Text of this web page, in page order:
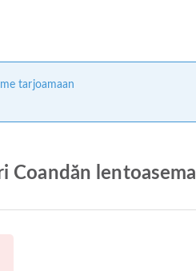
tarjoamaan
Coandăn lentoasema